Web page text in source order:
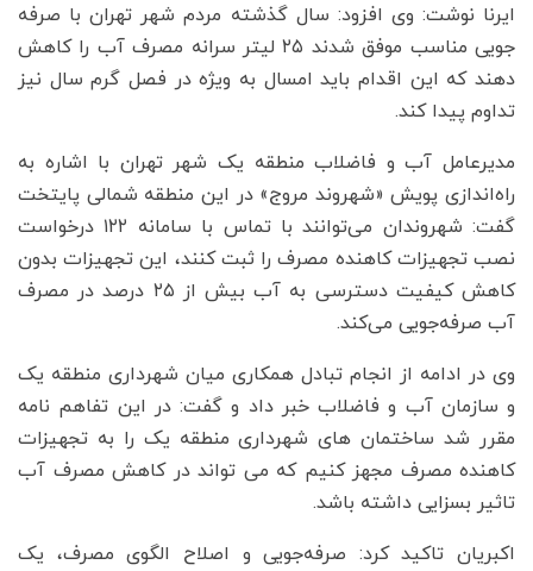
ایرنا نوشت: وی افزود: سال گذشته مردم شهر تهران با صرفه
جویی مناسب موفق شدند ۲۵ لیتر سرانه مصرف آب را کاهش
دهند که این اقدام باید امسال به ویژه در فصل گرم سال نیز
تداوم پیدا کند.
مدیرعامل آب و فاضلاب منطقه یک شهر تهران با اشاره به
راه‌اندازی پویش «شهروند مروج» در این منطقه شمالی پایتخت
گفت: شهروندان می‌توانند با تماس با سامانه ۱۲۲ درخواست
نصب تجهیزات کاهنده مصرف را ثبت کنند، این تجهیزات بدون
کاهش کیفیت دسترسی به آب بیش از ۲۵ درصد در مصرف
آب صرفه‌جویی می‌کند.
وی در ادامه از انجام تبادل همکاری میان شهرداری منطقه یک
و سازمان آب و فاضلاب خبر داد و گفت: در این تفاهم نامه
مقرر شد ساختمان های شهرداری منطقه یک را به تجهیزات
کاهنده مصرف مجهز کنیم که می تواند در کاهش مصرف آب
تاثیر بسزایی داشته باشد.
اکبریان تاکید کرد: صرفه‌جویی و اصلاح الگوی مصرف، یک